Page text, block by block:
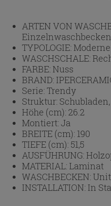
ARTEN VON
Einzelnwaschbecken
TYPOLOGIE:
WASCHSCHALE:
FARBE:Nuss
BRAND:
Serie:Trendy
Struktur:
Höhe (cm): 26.2
Montiert:Ja
BREITE (cm): 190
TIEFE (cm): 51,5
AUSFÜHRUNG:
MATERIAL:Laminat
WASCHBECKEN:
INSTALLATION: In